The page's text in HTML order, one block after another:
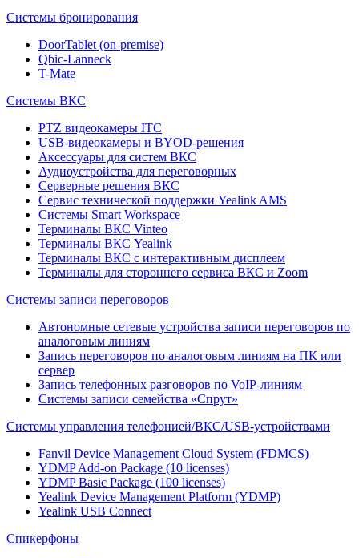
Системы бронирования
DoorTablet (on-premise)
Qbic-Lanneck
T-Mate
Системы ВКС
PTZ видеокамеры ITC
USB-видеокамеры и BYOD-решения
Аксессуары для систем ВКС
Аудиоустройства для переговорных
Серверные решения ВКС
Сервис технической поддержки Yealink AMS
Системы Smart Workspace
Терминалы ВКС Vinteo
Терминалы ВКС Yealink
Терминалы ВКС с интерактивным дисплеем
Терминалы для стороннего сервиса ВКС и Zoom
Системы записи переговоров
Автономные сетевые устройства записи переговоров по
аналоговым линиям
Запись переговоров по аналоговым линиям на ПК или
сервер
Запись телефонных разговоров по VoIP-линиям
Системы записи семейства «Спрут»
Системы управления телефонией/ВКС/USB-устройствами
Fanvil Device Management Cloud System (FDMCS)
YDMP Add-on Package (10 licenses)
YDMP Basic Package (100 licenses)
Yealink Device Management Platform (YDMP)
Yealink USB Connect
Спикерфоны